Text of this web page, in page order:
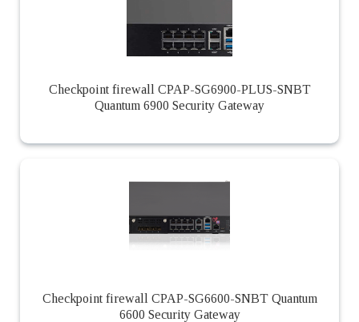
Checkpoint firewall CPAP-SG6900-PLUS-SNBT
Quantum 6900 Security Gateway
Checkpoint firewall CPAP-SG6600-SNBT Quantum
6600 Security Gateway